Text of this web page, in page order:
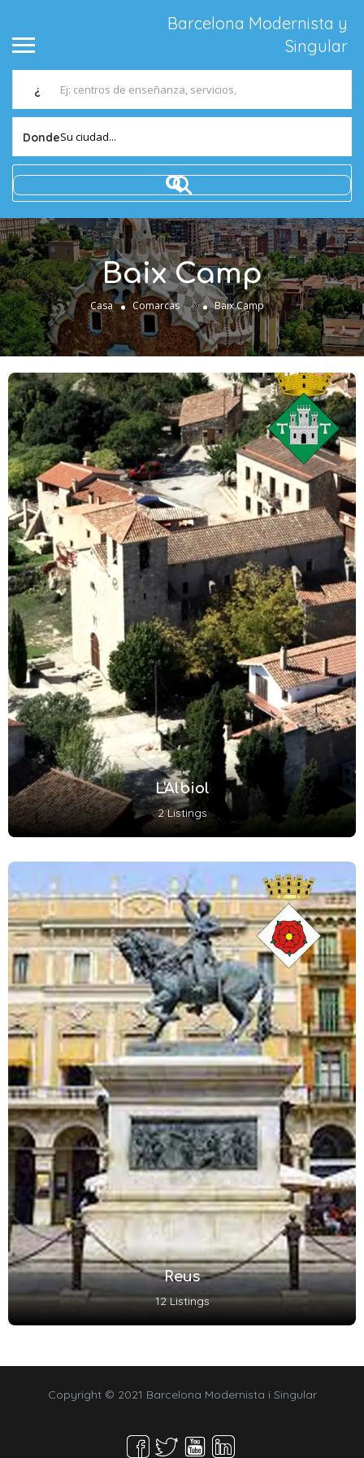
Barcelona Modernista y
Singular
¿
DondeSu ciudad...
Baix Camp
Casa Comarcas » Baix Camp
L'Albiol
2 Listings
Reus
12 Listings
Copyright © 2021 Barcelona Modernista i Singular